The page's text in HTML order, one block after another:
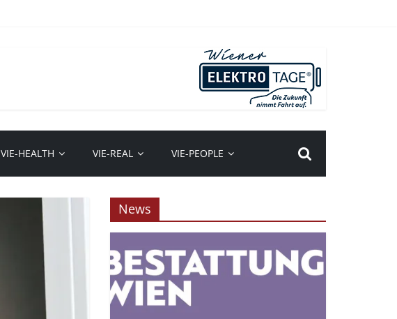
VIE-HEALTH VIE-REAL VIE-PEOPLE
News